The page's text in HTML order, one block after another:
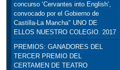
concurso ‘Cervantes into English’,
convocado por el Gobierno de
Castilla-La Mancha" UNO DE
ELLOS NUESTRO COLEGIO. 2017
PREMIOS: GANADORES DEL
TERCER PREMIO DEL
CERTAMEN DE TEATRO